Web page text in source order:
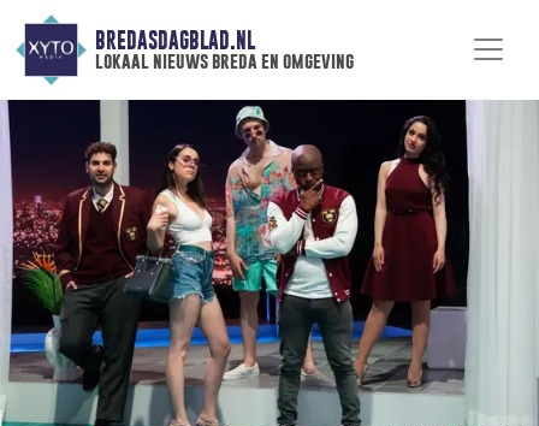
BREDASDAGBLAD.NL
lokaal nieuws breda en omgeving